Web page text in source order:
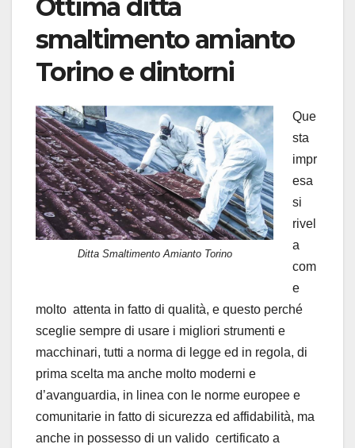
Ottima ditta
smaltimento amianto
Torino e dintorni
Ditta Smaltimento Amianto Torino
Que
sta
impr
esa
si
rivel
a
com
e
molto attenta in fatto di qualità, e questo perché
sceglie sempre di usare i migliori strumenti e
macchinari, tutti a norma di legge ed in regola, di
prima scelta ma anche molto moderni e
d’avanguardia, in linea con le norme europee e
comunitarie in fatto di sicurezza ed affidabilità, ma
anche in possesso di un valido certificato a